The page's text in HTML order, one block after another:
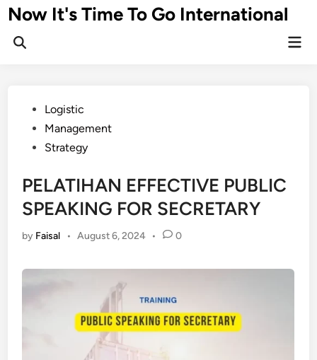
Skip
to
content
Now It's Time To Go International
PostedLogistic
Management
Strategy
PELATIHAN EFFECTIVE PUBLIC
SPEAKING FOR SECRETARY
by Faisal • August 6, 2024 • 0